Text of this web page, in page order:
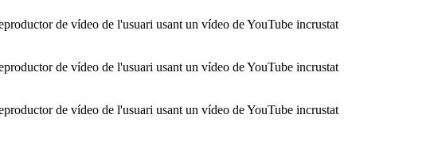
de vídeo de l'usuari usant un vídeo de YouTube incrustat
de vídeo de l'usuari usant un vídeo de YouTube incrustat
de vídeo de l'usuari usant un vídeo de YouTube incrustat